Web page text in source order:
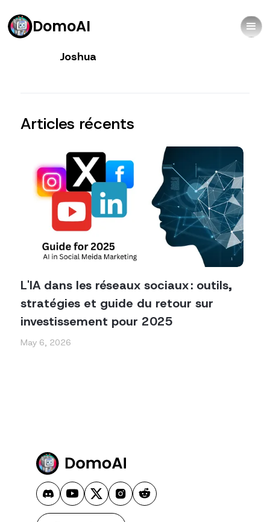
DomoAI
Joshua
Articles récents
L'IA dans les réseaux sociaux : outils,
stratégies et guide du retour sur
investissement pour 2025
May 6, 2026